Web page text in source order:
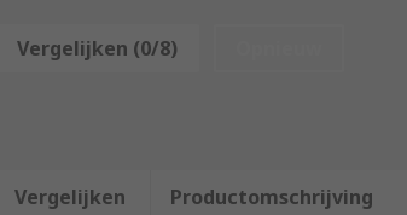
Vergelijken (0/8)
Vergelijken Productomschrijving